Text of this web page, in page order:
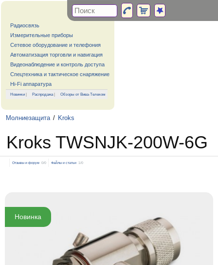
Радиосвязь
Измерительные приборы
Сетевое оборудование и телефония
Автоматизация торговли и навигация
Видеонаблюдение и контроль доступа
Спецтехника и тактическое снаряжение
Hi-Fi аппаратура
Новинки | Распродажа| Обзоры от Вива-Телеком
Молниезащита / Kroks
Kroks TWSNJK-200W-6G
Отзывы и форум 0/0 Файлы и статьи 1/0
Новинка